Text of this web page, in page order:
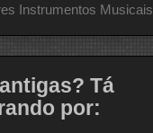
Instrumentos Musicais
Tá
por: